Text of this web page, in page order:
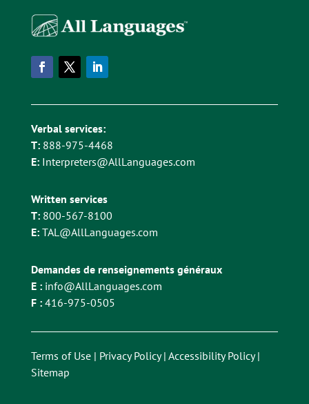
Verbal services:
T: 888-975-4468
E: Interpreters@AllLanguages.com
Written services
T: 800-567-8100
E: TAL@AllLanguages.com
Demandes de renseignements généraux
E : info@AllLanguages.com
F :416-975-0505
Terms of Use| Privacy Policy| Accessibility Policy|
Sitemap